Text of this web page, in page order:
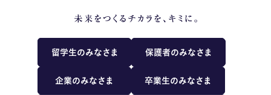
留学生のみなさま 保護者のみなさま
企業のみなさま 卒業生のみなさま